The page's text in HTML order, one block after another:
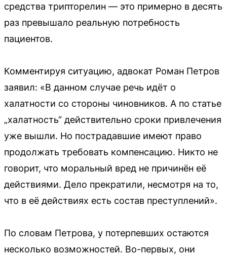
средства трипторелин — это примерно в десять
раз превышало реальную потребность
пациентов.
Комментируя ситуацию, адвокат Роман Петров
заявил: «В данном случае речь идёт о
халатности со стороны чиновников. А по статье
„халатность“ действительно сроки привлечения
уже вышли. Но пострадавшие имеют право
продолжать требовать компенсацию. Никто не
говорит, что моральный вред не причинён её
действиями. Дело прекратили, несмотря на то,
что в её действиях есть состав преступлений».
По словам Петрова, у потерпевших остаются
несколько возможностей. Во-первых, они